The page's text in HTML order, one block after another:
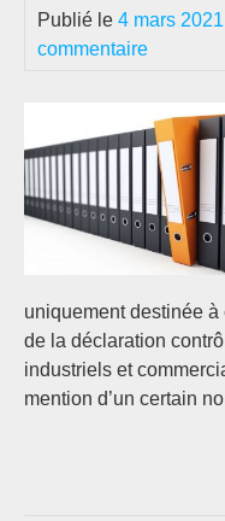
Publié le 4 mars 2021
commentaire
uniquement destinée
de la déclaration
industriels et
mention d’un certain